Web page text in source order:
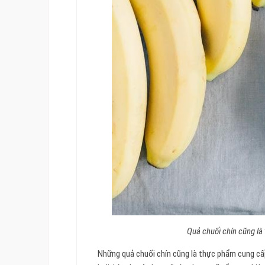
Quả chuối chín cũng
Những quả chuối chín cũng là thực phẩm cung